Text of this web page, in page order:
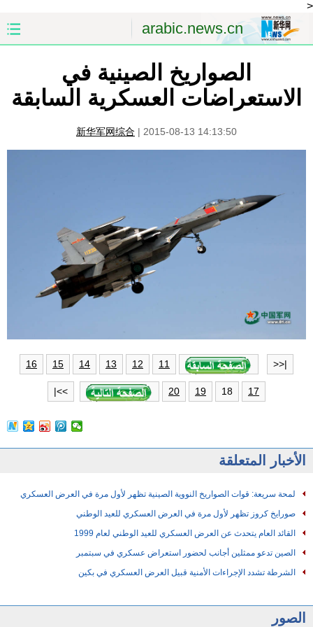
<
arabic.news.cn
الصين
الشرق الأوسط العالم
الاقتصاد
السياحة والبيئة
مؤتمر صحفى للخارجية
الصواريخ الصينية في
الاستعراضات العسكرية السابقة
新华军网综合 | 2015-08-13 14:13:50
|<<
11
12
13
14
15
16
17
18
19
20
>>|
الأخبار المتعلقة
لمحة سريعة: قوات الصواريخ النووية الصينية تظهر لأول مرة في العرض العسكري
صورايخ كروز تظهر لأول مرة في العرض العسكري للعيد الوطني
القائد العام يتحدث عن العرض العسكري للعيد الوطني لعام 1999
الصين تدعو ممثلين أجانب لحضور استعراض عسكري في سبتمبر
الشرطة تشدد الإجراءات الأمنية قبيل العرض العسكري في بكين
الصور